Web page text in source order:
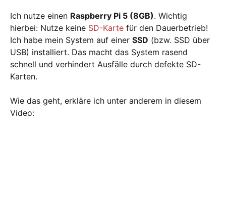
Ich nutze einen Raspberry Pi 5 (8GB). Wichtig
hierbei: Nutze keine SD-Karte für den Dauerbetrieb!
Ich habe mein System auf einer SSD (bzw. SSD über
USB) installiert. Das macht das System rasend
schnell und verhindert Ausfälle durch defekte SD-
Karten.
Wie das geht, erkläre ich unter anderem in diesem
Video: